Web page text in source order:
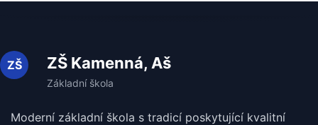
ZŠ Kamenná, Aš
Moderní základní škola s tradicí poskytující kvalitní